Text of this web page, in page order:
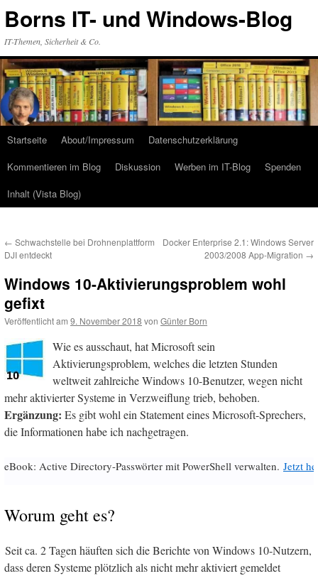
Inhalt
Borns IT- und Windows-Blog
IT-Themen, Sicherheit & Co.
Startseite About/Impressum
Datenschutzerklärung
Kommentieren im Blog
Diskussion Werben im IT-Blog
Spenden
Inhalt (Vista Blog)
← Schwachstelle bei Drohnenplattform
DJI entdeckt
Docker Enterprise 2.1: Windows Server
2003/2008 App-Migration →
Windows 10-Aktivierungsproblem wohl
gefixt
Veröffentlicht am 9. November 2018 von Günter Born
Wie es ausschaut, hat Microsoft sein
Aktivierungsproblem, welches die letzten Stunden
weltweit zahlreiche Windows 10-Benutzer, wegen nicht
mehr aktivierter Systeme in Verzweiflung trieb, behoben.
Ergänzung: Es gibt wohl ein Statement eines Microsoft-Sprechers,
die Informationen habe ich nachgetragen.
eBook: Active Directory-Passwörter mit PowerShell verwalten. Jetzt
Worum geht es?
Seit ca. 2 Tagen häuften sich die Berichte von Windows 10-Nutzern,
dass deren Systeme plötzlich als nicht mehr aktiviert gemeldet